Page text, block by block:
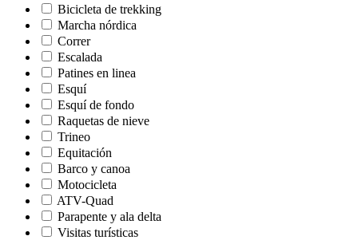
Bicicleta de trekking
Marcha nórdica
Correr
Escalada
Patines en linea
Esquí
Esquí de fondo
Raquetas de nieve
Trineo
Equitación
Barco y canoa
Motocicleta
ATV-Quad
Parapente y ala delta
Visitas turísticas